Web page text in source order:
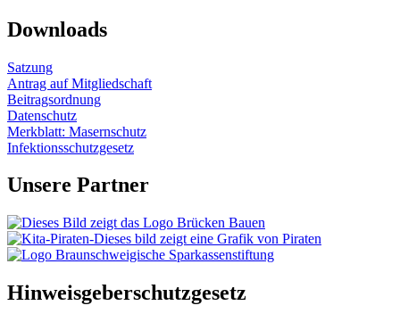
Downloads
Satzung
Antrag auf Mitgliedschaft
Beitragsordnung
Datenschutz
Merkblatt: Masernschutz
Infektionsschutzgesetz
Unsere Partner
Hinweisgeberschutzgesetz